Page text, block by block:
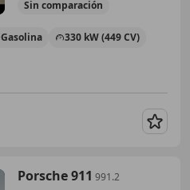
Sin comparación
Gasolina 330 kW (449 CV)
Porsche 911 991.2